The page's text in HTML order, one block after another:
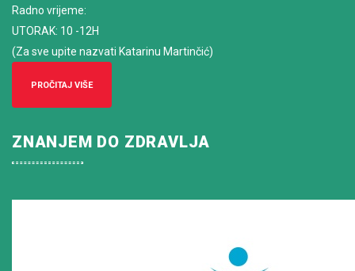
Radno vrijeme:
UTORAK: 10 -12H
(Za sve upite nazvati Katarinu Martinčić)
PROČITAJ VIŠE
ZNANJEM DO ZDRAVLJA